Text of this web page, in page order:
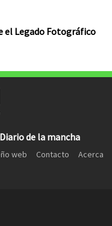
el Legado Fotográfico
Diario de la mancha
web Contacto
Acerca